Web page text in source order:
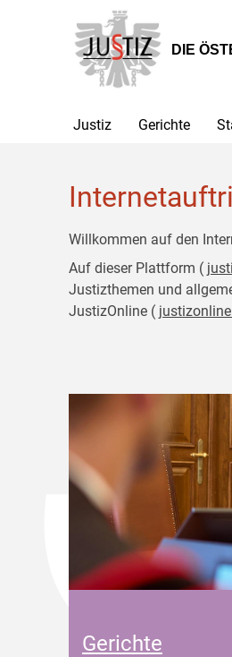
Hauptnavigation
[1]
Inhalt
[2]
DIE
Justiz Gerichte
Willkommen auf den
Auf dieser Plattform (
Justizthemen und
JustizOnline (
Gerichte